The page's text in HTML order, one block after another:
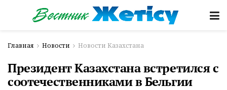
Главная Новости Новости Казахстана
Президент Казахстана встретился с
соотечественниками в Бельгии